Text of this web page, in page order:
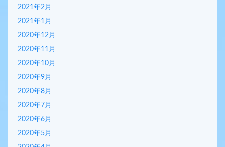
2021年2月
2021年1月
2020年12月
2020年11月
2020年10月
2020年9月
2020年8月
2020年7月
2020年6月
2020年5月